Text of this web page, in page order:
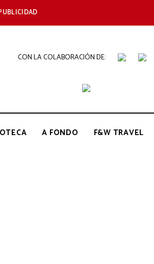
CON LA COLABORACIÓN DE:
Periódico
Gastronomía
A FONDO F&W TRAVEL